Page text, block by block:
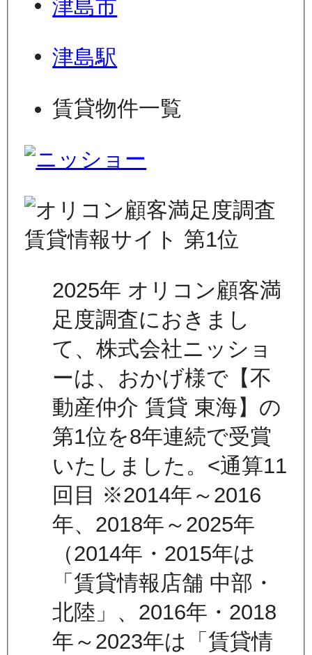
津島市
津島駅
賃貸物件一覧
2025年 オリコン顧客満
足度調査におきまし
て、株式会社ニッショ
ーは、おかげ様で【不
動産仲介 賃貸 東海】の
第1位を8年連続で受賞
いたしました。<通算11
回目 ※2014年～2016
年、2018年～2025年
（2014年・2015年は
「賃貸情報店舗 中部・
北陸」、2016年・2018
年～2023年は「賃貸情